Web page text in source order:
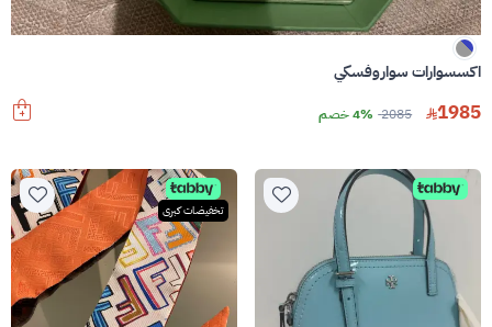
اكسسوارات سواروفسكي
1985
2085 4% خصم
تخفيضات كبرى